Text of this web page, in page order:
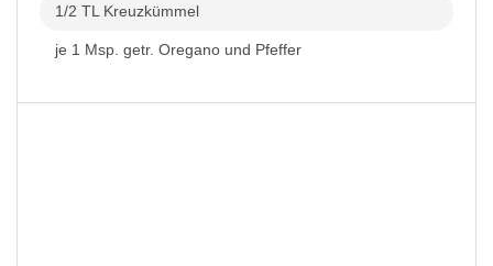
1/2 TL Kreuzkümmel
je 1 Msp. getr. Oregano und Pfeffer